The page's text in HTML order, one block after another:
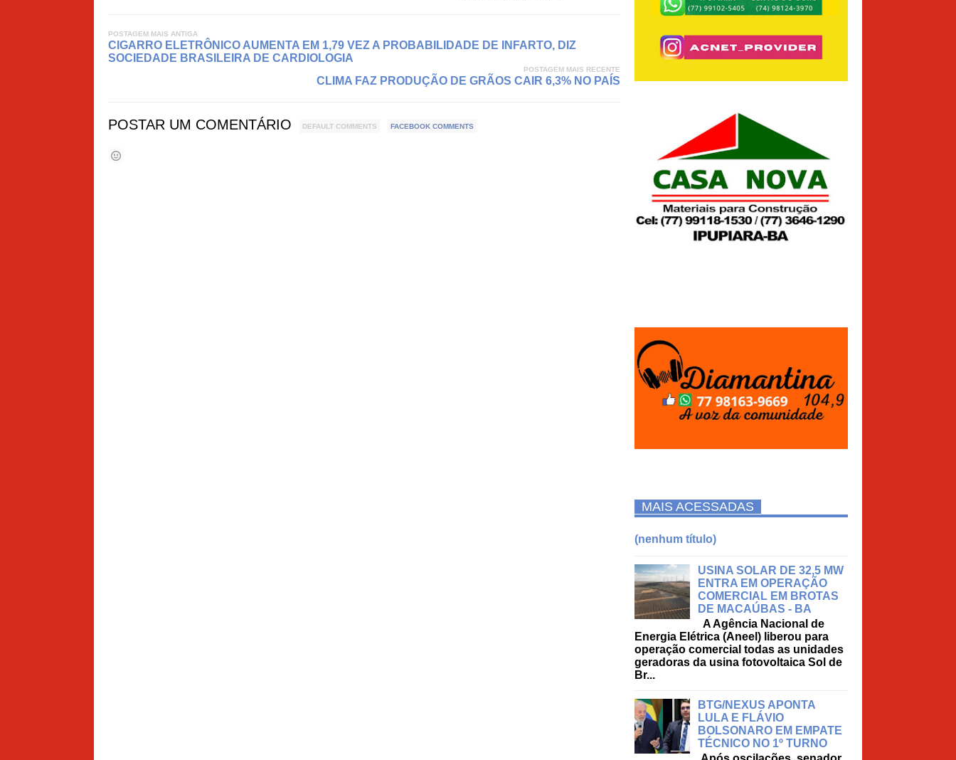
POSTAGEM MAIS ANTIGA
CIGARRO ELETRÔNICO AUMENTA EM 1,79 VEZ A PROBABILIDADE DE INFARTO, DIZ
SOCIEDADE BRASILEIRA DE CARDIOLOGIA
POSTAGEM MAIS RECENTE
CLIMA FAZ PRODUÇÃO DE GRÃOS CAIR 6,3% NO PAÍS
POSTAR UM COMENTÁRIO DEFAULT COMMENTS FACEBOOK COMMENTS
MAIS ACESSADAS
(nenhum título)
USINA SOLAR DE 32,5 MW
ENTRA EM OPERAÇÃO
COMERCIAL EM BROTAS
DE MACAÚBAS - BA
A Agência Nacional de
Energia Elétrica (Aneel) liberou para
operação comercial todas as unidades
geradoras da usina fotovoltaica Sol de
Br...
BTG/NEXUS APONTA
LULA E FLÁVIO
BOLSONARO EM EMPATE
TÉCNICO NO 1º TURNO